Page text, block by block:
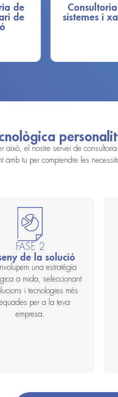
de
de sistemes i
el nostre servei de
amb tu per comprendre les
FASE 2
de la solució
una estratègia
a mida, seleccionant
i tecnologies més
per a la teva
empresa.